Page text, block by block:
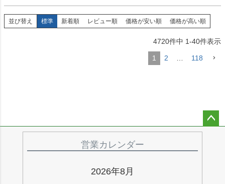
並び替え 標準 新着順 レビュー順 価格が安い順 価格が高い順
4720件中 1-40件表示
1 2 … 118
営業カレンダー
2026年8月